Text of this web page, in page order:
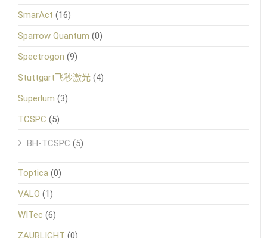
SmarAct (16)
Sparrow Quantum (0)
Spectrogon (9)
Stuttgart飞秒激光 (4)
Superlum (3)
TCSPC (5)
BH-TCSPC (5)
Toptica (0)
VALO (1)
WITec (6)
ZAURLIGHT (0)